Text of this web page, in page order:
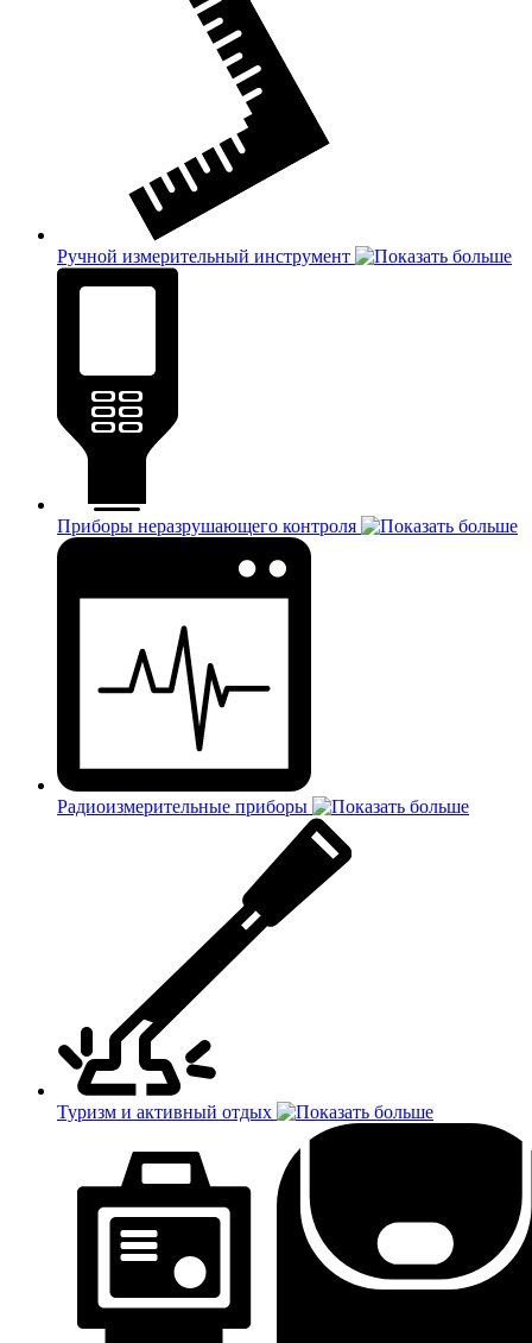
Ручной измерительный инструмент
Приборы неразрушающего контроля
Радиоизмерительные приборы
Туризм и активный отдых